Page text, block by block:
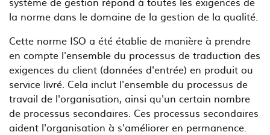
la norme dans le domaine de la gestion de la qualité.
Cette norme ISO a été établie de manière à prendre
en compte l'ensemble du processus de traduction des
exigences du client (données d'entrée) en produit ou
service livré. Cela inclut l'ensemble du processus de
travail de l'organisation, ainsi qu'un certain nombre
de processus secondaires. Ces processus secondaires
aident l'organisation à s'améliorer en permanence.